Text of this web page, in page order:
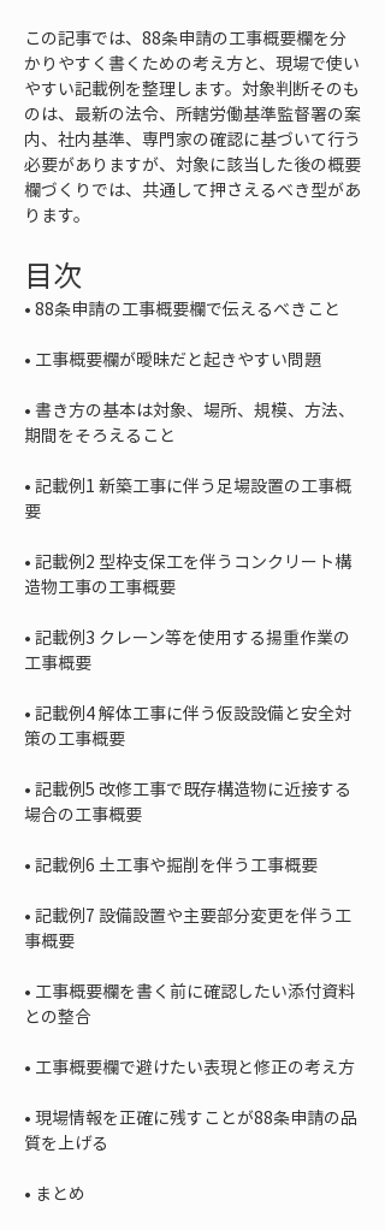
この記事では、88条申請の工事概要欄を分
かりやすく書くための考え方と、現場で使い
やすい記載例を整理します。対象判断そのも
のは、最新の法令、所轄労働基準監督署の案
内、社内基準、専門家の確認に基づいて行う
必要がありますが、対象に該当した後の概要
欄づくりでは、共通して押さえるべき型があ
ります。
目次
•
•
• 書き方の基本は対象、場所、規模、方法、
• 記載例1 新築工事に伴う足場設置の工事概
• 記載例2 型枠支保工を伴うコンクリート構
• 記載例3 クレーン等を使用する揚重作業の
• 記載例4 解体工事に伴う仮設設備と安全対
• 記載例5 改修工事で既存構造物に近接する
•
• 記載例7 設備設置や主要部分変更を伴う工
• 工事概要欄を書く前に確認したい添付資料
•
• 現場情報を正確に残すことが88条申請の品
• まとめ